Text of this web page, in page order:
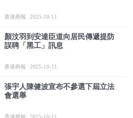
香港商報 2025-10-11
顏汶羽到安達臣道向居民傳遞提防
誤聘「黑工」訊息
香港商報 2025-10-11
張宇人陳健波宣布不參選下屆立法
會選舉
香港商報 2025-10-11